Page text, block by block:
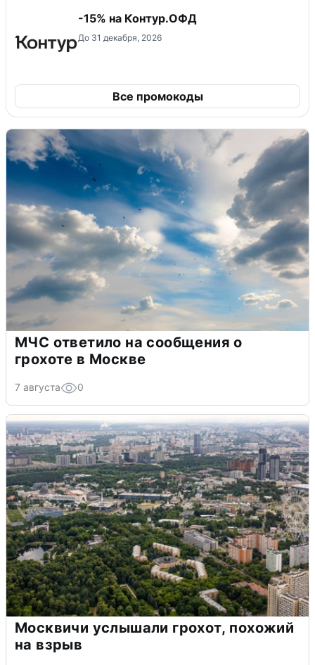
-15% на Контур.ОФД
До 31 декабря, 2026
Все промокоды
МЧС ответило на сообщения о
грохоте в Москве
7 августа 0
Москвичи услышали грохот, похожий
на взрыв